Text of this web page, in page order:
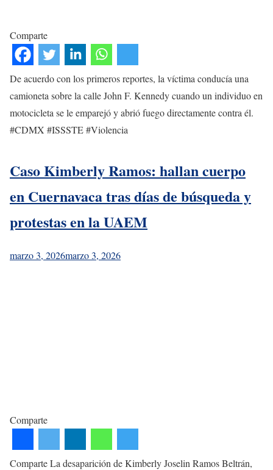
Comparte
De acuerdo con los primeros reportes, la víctima conducía una
camioneta sobre la calle John F. Kennedy cuando un individuo en
motocicleta se le emparejó y abrió fuego directamente contra él.
#CDMX #ISSSTE #Violencia
Caso Kimberly Ramos: hallan cuerpo
en Cuernavaca tras días de búsqueda y
protestas en la UAEM
marzo 3, 2026marzo 3, 2026
Comparte
Comparte La desaparición de Kimberly Joselin Ramos Beltrán,